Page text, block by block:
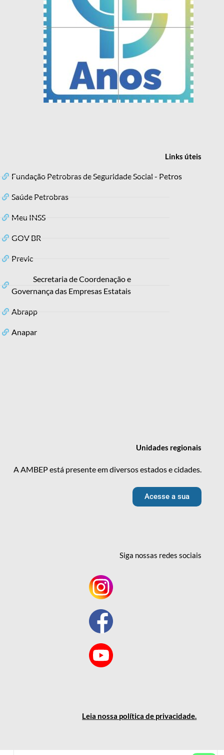
Linksúteis
Fundação Petrobras de Seguridade Social - Petros
Saúde Petrobras
Meu INSS
GOV BR
Previc
Secretaria de Coordenação e
Governança das Empresas Estatais
Abrapp
Anapar
Unidades regionais
A AMBEP está presente em diversos estados e cidades.
Acesse a sua
Siga nossas redessociais
Leia nossa política de privacidade.